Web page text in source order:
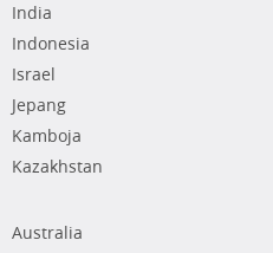
India
Indonesia
Israel
Jepang
Kamboja
Kazakhstan
Australia